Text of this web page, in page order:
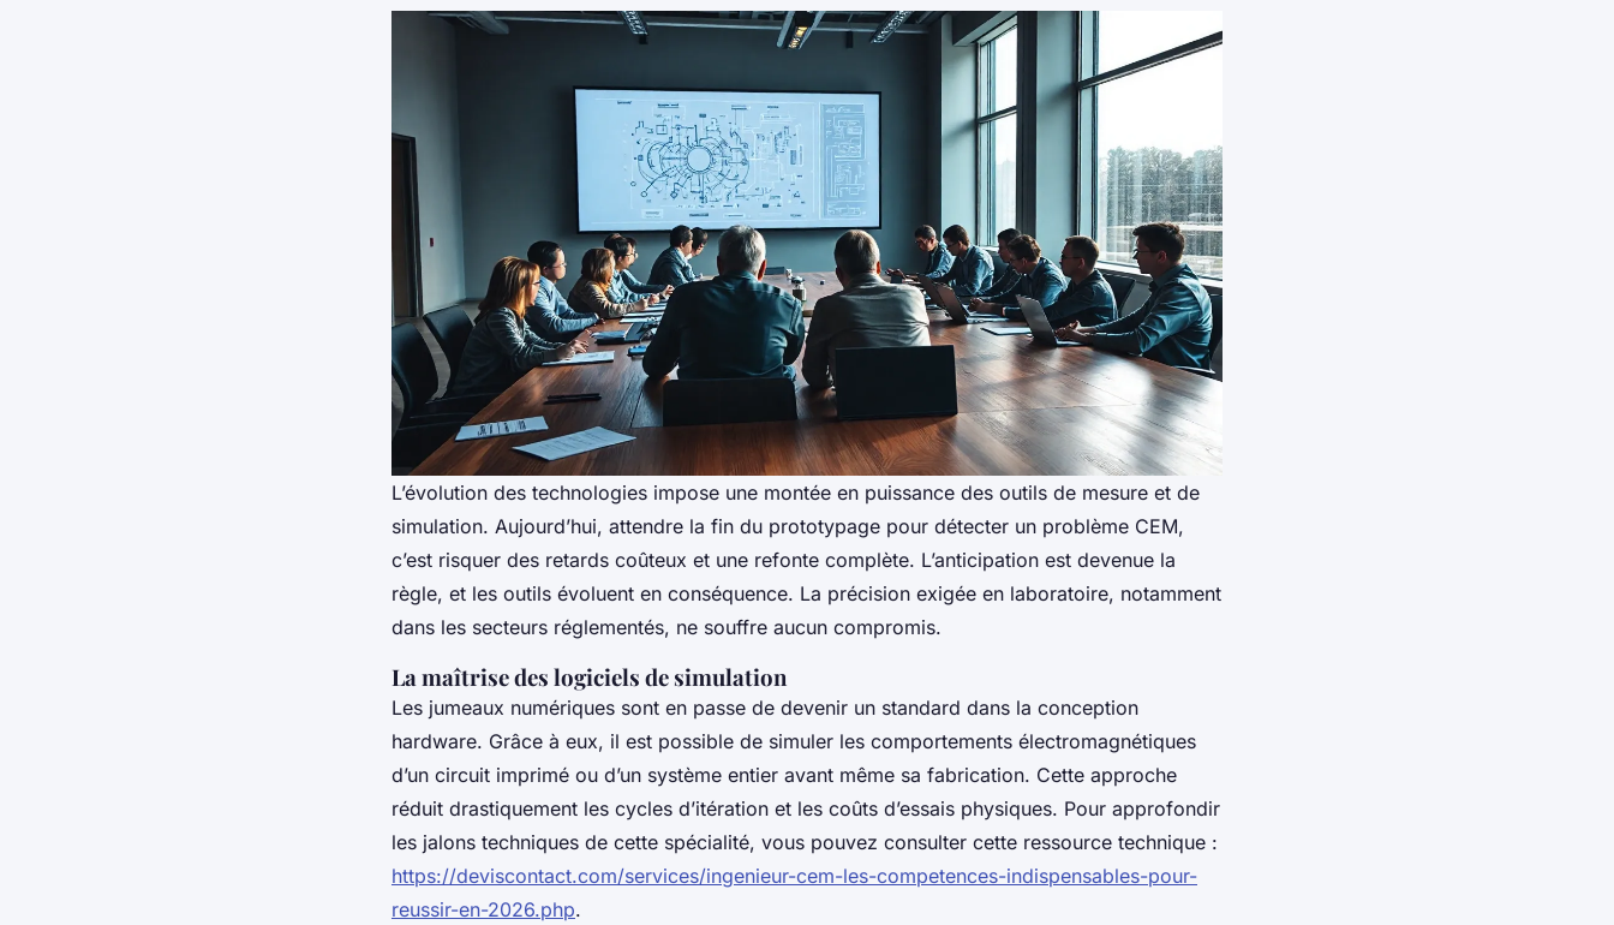
L’évolution des technologies impose une montée en puissance des outils de mesure et de
simulation. Aujourd’hui, attendre la fin du prototypage pour détecter un problème CEM,
c’est risquer des retards coûteux et une refonte complète. L’anticipation est devenue la
règle, et les outils évoluent en conséquence. La précision exigée en laboratoire, notamment
dans les secteurs réglementés, ne souffre aucun compromis.
La maîtrise des logiciels de simulation
Les jumeaux numériques sont en passe de devenir un standard dans la conception
hardware. Grâce à eux, il est possible de simuler les comportements électromagnétiques
d’un circuit imprimé ou d’un système entier avant même sa fabrication. Cette approche
réduit drastiquement les cycles d’itération et les coûts d’essais physiques. Pour approfondir
les jalons techniques de cette spécialité, vous pouvez consulter cette ressource technique :
https://deviscontact.com/services/ingenieur-cem-les-competences-indispensables-pour-
reussir-en-2026.php.